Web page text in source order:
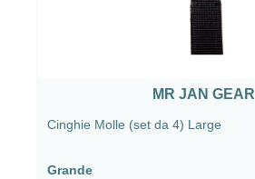
MR JAN GEAR
Cinghie Molle (set da 4) Large
Grande